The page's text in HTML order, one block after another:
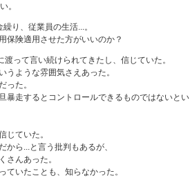
。
り、従業員の生活...。
保険適用させた方がいいのか？
って言い続けられてきたし、信じていた。
ような雰囲気さえあった。
った。
暴走するとコントロールできるものではないとい
じていた。
ら...と言う批判もあるが、
んあった。
いたことも、知らなかった。